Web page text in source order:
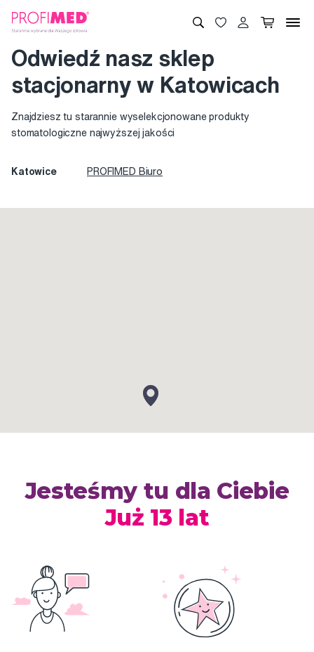
Odwiedź nasz sklep
stacjonarny w Katowicach
Znajdziesz tu starannie wyselekcjonowane produkty
stomatologiczne najwyższej jakości
Katowice PROFIMED Biuro
Jesteśmy tu dla Ciebie
Już 13 lat